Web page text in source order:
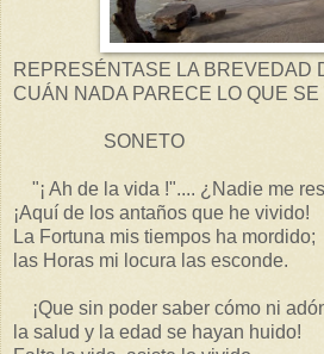
REPRESÉNTASE LA BREVEDAD
CUÁN NADA PARECE LO QUE SE
SONETO
"¡ Ah de la vida !".... ¿Nadie me
¡Aquí de los antaños que he vivido!
La Fortuna mis tiempos ha mordido;
las Horas mi locura las esconde.
¡Que sin poder saber cómo ni
la salud y la edad se hayan huido!